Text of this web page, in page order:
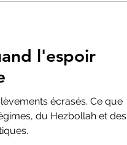
l'espoir
écrasés. Ce que
du Hezbollah et des